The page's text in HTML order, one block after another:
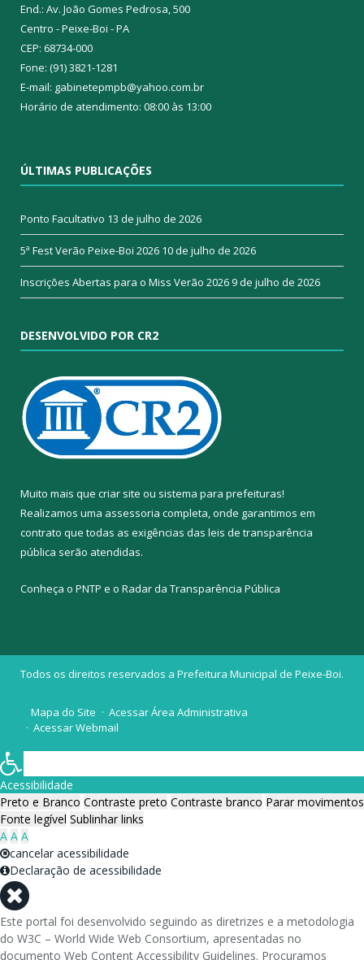
End.: Av. João Gomes Pedrosa, 500
Centro - Peixe-Boi - PA
CEP: 68734-000
Fone: (91) 3821-1281
E-mail: gabinetepmpb@yahoo.com.br
Horário de atendimento: 08:00 às 13:00
ÚLTIMAS PUBLICAÇÕES
Ponto Facultativo 13 de julho de 2026
5ª Fest Verão Peixe-Boi 2026 10 de julho de 2026
Inscrições Abertas para o Miss Verão 20269 de julho de 2026
DESENVOLVIDO POR CR2
Muito mais que criar site ou sistema para prefeituras!
Realizamos uma assessoria completa, onde garantimos em
contrato que todas as exigências das leis de transparência
pública serão atendidas.
Conheça o PNTP e o Radar da Transparência Pública
Todos os direitos reservados a Prefeitura Municipal de Peixe-Boi.
Mapa do Site
Acessar Área Administrativa
Acessar Webmail
Acessibilidade
Preto e Branco Contraste preto Contraste branco Parar movimentos
Fonte legível Sublinhar links
A A A
cancelar acessibilidade
Declaração de acessibilidade
Este portal foi desenvolvido seguindo as diretrizes e a metodologia
do W3C – World Wide Web Consortium, apresentadas no
documento Web Content Accessibility Guidelines. Procuramos